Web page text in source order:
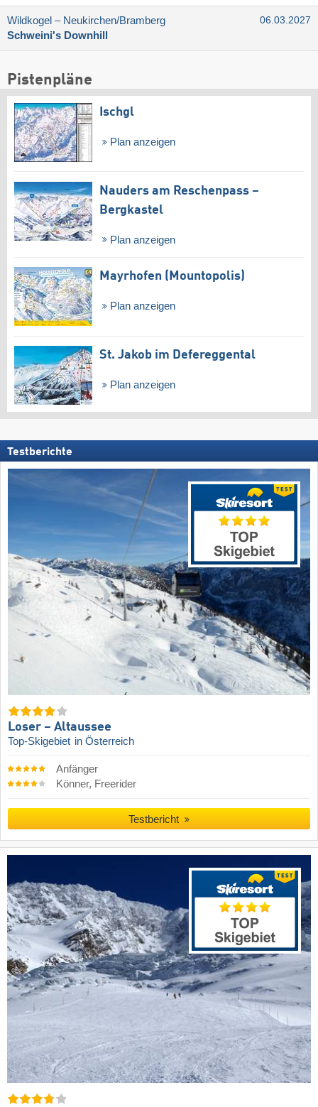
Wildkogel – Neukirchen/​Bramberg
Schweini's Downhill
06.03.2027
Pistenpläne
Ischgl
Plan anzeigen
Nauders am Reschenpass –
Bergkastel
Plan anzeigen
Mayrhofen (Mountopolis)
Plan anzeigen
St. Jakob im Defereggental
Plan anzeigen
Testberichte
Loser – Altaussee
Top-Skigebiet in Österreich
Anfänger
Könner, Freerider
Testbericht